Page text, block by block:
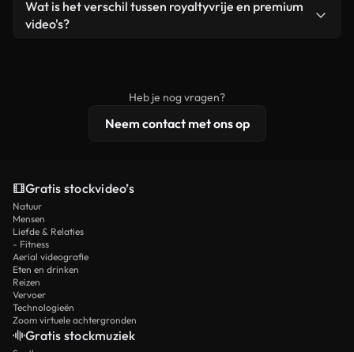
een losstaand product.
remixen. Zorg er wel voor dat het eindproduct
Wat is het verschil tussen royaltyvrije en premium
video's?
licentiebescherming omvat.
Heb je nog vragen?
Neem contact met ons op
Gratis stockvideo’s
Natuur
Mensen
Liefde & Relaties
- Fitness
Aerial videografie
Eten en drinken
Reizen
Vervoer
Technologieën
Zoom virtuele achtergronden
Gratis stockmuziek